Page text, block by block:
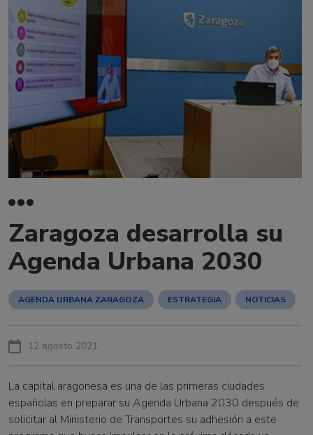
Zaragoza desarrolla su
Agenda Urbana 2030
AGENDA URBANA ZARAGOZA ESTRATEGIA NOTICIAS
12 agosto 2021
La capital aragonesa es una de las primeras ciudades
españolas en preparar su Agenda Urbana 2030 después de
solicitar al Ministerio de Transportes su adhesión a este